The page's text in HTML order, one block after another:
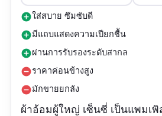
add_circleใส่สบาย ซึมซับดี
add_circleมีแถบแสดงความเปียกชื้น
add_circleผ่านการรับรองระดับสากล
remove_circleราคาค่อนข้างสูง
remove_circleมักขายยกลัง
ผ้าอ้อมผู้ใหญ่ เซ็นซี่ เป็นแพมเ